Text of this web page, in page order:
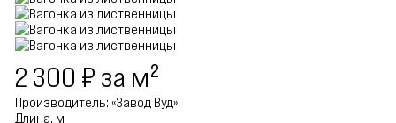
2 300 ₽ за м²
Производитель: «Завод Вуд»
Длина, м